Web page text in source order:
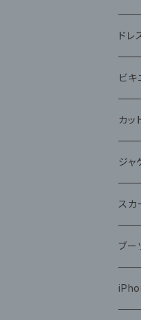
ドレ
ビキ
カッ
ジャ
スカ
ブー